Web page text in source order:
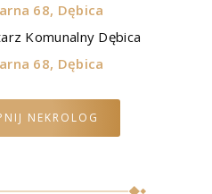
68, Dębica
Komunalny Dębica
68, Dębica
NEKROLOG